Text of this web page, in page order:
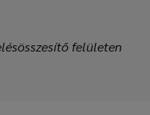
felületen